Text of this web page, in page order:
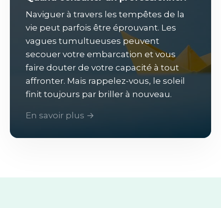
Naviguer à travers les tempêtes de la
vie peut parfois être éprouvant. Les
vagues tumultueuses peuvent
secouer votre embarcation et vous
faire douter de votre capacité à tout
affronter. Mais rappelez-vous, le soleil
finit toujours par briller à nouveau.
En savoir plus →